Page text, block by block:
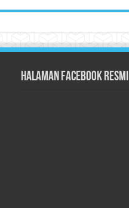
Halaman Facebook Resmi